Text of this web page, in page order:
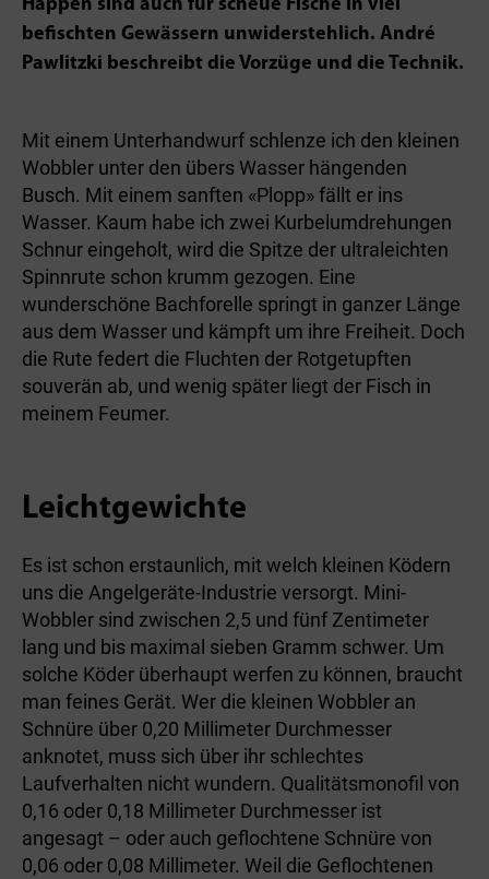
Happen sind auch für scheue Fische in viel
befischten Gewässern unwiderstehlich. André
Pawlitzki beschreibt die Vorzüge und die Technik.
Mit einem Unterhandwurf schlenze ich den kleinen
Wobbler unter den übers Wasser hängenden
Busch. Mit einem sanften «Plopp» fällt er ins
Wasser. Kaum habe ich zwei Kurbelumdrehungen
Schnur eingeholt, wird die Spitze der ultraleichten
Spinnrute schon krumm gezogen. Eine
wunderschöne Bachforelle springt in ganzer Länge
aus dem Wasser und kämpft um ihre Freiheit. Doch
die Rute federt die Fluchten der Rotgetupften
souverän ab, und wenig später liegt der Fisch in
meinem Feumer.
Leichtgewichte
Es ist schon erstaunlich, mit welch kleinen Ködern
uns die Angelgeräte-Industrie versorgt. Mini-
Wobbler sind zwischen 2,5 und fünf Zentimeter
lang und bis maximal sieben Gramm schwer. Um
solche Köder überhaupt werfen zu können, braucht
man feines Gerät. Wer die kleinen Wobbler an
Schnüre über 0,20 Millimeter Durchmesser
anknotet, muss sich über ihr schlechtes
Laufverhalten nicht wundern. Qualitätsmonofil von
0,16 oder 0,18 Millimeter Durchmesser ist
angesagt – oder auch geflochtene Schnüre von
0,06 oder 0,08 Millimeter. Weil die Geflochtenen